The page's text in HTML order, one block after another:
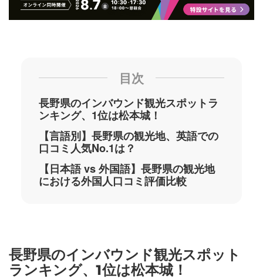
目次
長野県のインバウンド観光スポットラ
ンキング、1位は松本城！
【言語別】長野県の観光地、英語での
口コミ人気No.1は？
【日本語 vs 外国語】長野県の観光地
における外国人口コミ評価比較
長野県のインバウンド観光スポット
ランキング、1位は松本城！